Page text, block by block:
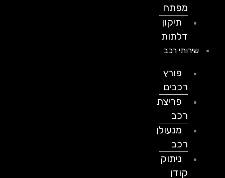
מפתח
תיקון
דלתות
שירותי רכב
פורץ
רכבים
פריצת
מנעולן
ניתוק